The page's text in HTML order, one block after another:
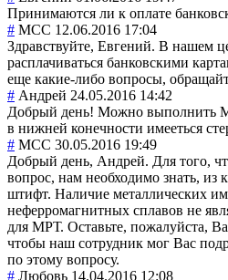
Принимаются ли к оплате
# MCC 12.06.2016 17:04
Здравствуйте, Евгений. В нашем
расплачиваться банковскими
еще какие-либо вопросы,
# Андрей 24.05.2016 14:42
Добрый день! Можно выполнить
в нижней конечности имееться
# MCC 30.05.2016 19:49
Добрый день, Андрей. Для того,
вопрос, нам необходимо знать, из
штифт. Наличие металлических
неферромагнитных сплавов не
для МРТ. Оставьте, пожалуйста,
чтобы наш сотрудник мог Вас
по этому вопросу.
# Любовь 14.04.2016 12:08